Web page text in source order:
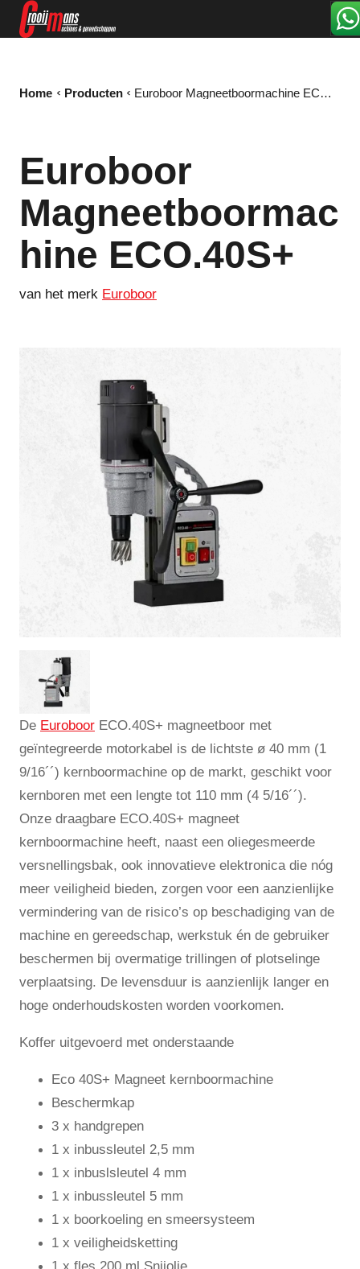
Home Producten Euroboor Magneetboormachine ECO.40S+
Euroboor
Magneetboormac
hine ECO.40S+
van het merk Euroboor
De Euroboor ECO.40S+ magneetboor met
geïntegreerde motorkabel is de lichtste ø 40 mm (1
9/16´´) kernboormachine op de markt, geschikt voor
kernboren met een lengte tot 110 mm (4 5/16´´).
Onze draagbare ECO.40S+ magneet
kernboormachine heeft, naast een oliegesmeerde
versnellingsbak, ook innovatieve elektronica die nóg
meer veiligheid bieden, zorgen voor een aanzienlijke
vermindering van de risico’s op beschadiging van de
machine en gereedschap, werkstuk én de gebruiker
beschermen bij overmatige trillingen of plotselinge
verplaatsing. De levensduur is aanzienlijk langer en
hoge onderhoudskosten worden voorkomen.
Koffer uitgevoerd met onderstaande
Eco 40S+ Magneet kernboormachine
Beschermkap
3 x handgrepen
1 x inbussleutel 2,5 mm
1 x inbuslsleutel 4 mm
1 x inbussleutel 5 mm
1 x boorkoeling en smeersysteem
1 x veiligheidsketting